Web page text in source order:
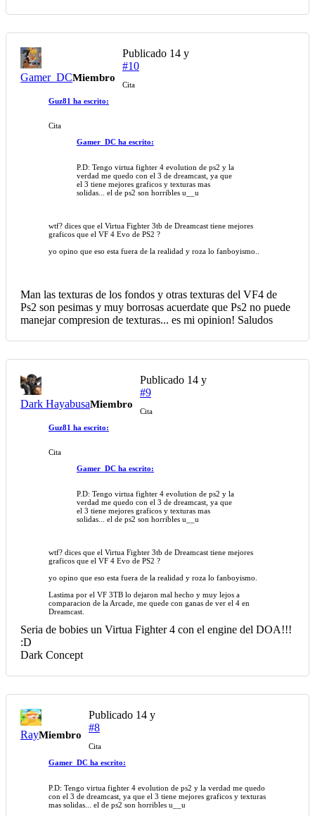
Gamer_DCMiembro
Publicado 14 y
#10
Cita
Guz81 ha escrito:
Cita
Gamer_DC ha escrito:
P.D: Tengo virtua fighter 4 evolution de ps2 y la
verdad me quedo con el 3 de dreamcast, ya que
el 3 tiene mejores graficos y texturas mas
solidas... el de ps2 son horribles u__u
wtf? dices que el Virtua Fighter 3tb de Dreamcast tiene mejores
graficos que el VF 4 Evo de PS2 ?
yo opino que eso esta fuera de la realidad y roza lo fanboyismo..
Man las texturas de los fondos y otras texturas del VF4 de
Ps2 son pesimas y muy borrosas acuerdate que Ps2 no puede
manejar compresion de texturas... es mi opinion! Saludos
Dark HayabusaMiembro
Publicado 14 y
#9
Cita
Guz81 ha escrito:
Cita
Gamer_DC ha escrito:
P.D: Tengo virtua fighter 4 evolution de ps2 y la
verdad me quedo con el 3 de dreamcast, ya que
el 3 tiene mejores graficos y texturas mas
solidas... el de ps2 son horribles u__u
wtf? dices que el Virtua Fighter 3tb de Dreamcast tiene mejores
graficos que el VF 4 Evo de PS2 ?
yo opino que eso esta fuera de la realidad y roza lo fanboyismo.
Lastima por el VF 3TB lo dejaron mal hecho y muy lejos a
comparacion de la Arcade, me quede con ganas de ver el 4 en
Dreamcast.
Seria de bobies un Virtua Fighter 4 con el engine del DOA!!!
:D
Dark Concept
RayMiembro
Publicado 14 y
#8
Cita
Gamer_DC ha escrito:
P.D: Tengo virtua fighter 4 evolution de ps2 y la verdad me quedo
con el 3 de dreamcast, ya que el 3 tiene mejores graficos y texturas
mas solidas... el de ps2 son horribles u__u